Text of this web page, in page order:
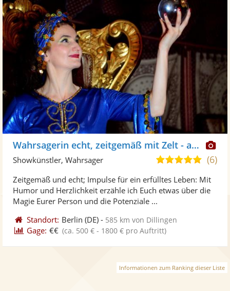
Wahrsagerin echt, zeitgemäß mit Zelt - auch online
5,0
5
(6)
Showkünstler, Wahrsager
Zeitgemäß und echt; Impulse für ein erfülltes Leben: Mit
Humor und Herzlichkeit erzähle ich Euch etwas über die
Magie Eurer Person und die Potenziale ...
Standort: Berlin (DE) - 585 km von Dillingen
Gage: €€ (ca. 500 € - 1800 € pro Auftritt)
Informationen zum Ranking dieser Liste